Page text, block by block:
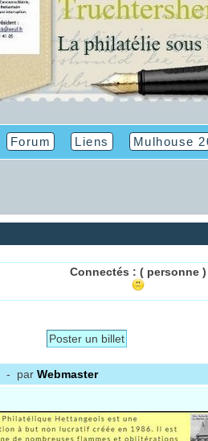
Forum Liens Mulhouse
Connectés : ( personne )
Poster un billet
- par Webmaster